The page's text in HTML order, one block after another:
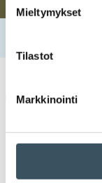
Mieltymykset
Tilastot
Markkinointi
Kauppa kouluttaa